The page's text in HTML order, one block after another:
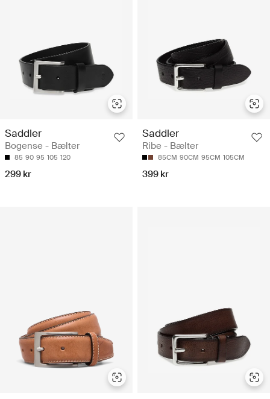
Saddler
Bogense - Bælter
85 90 95 105 120
299 kr
Saddler
Ribe - Bælter
85CM 90CM 95CM 105CM
399 kr